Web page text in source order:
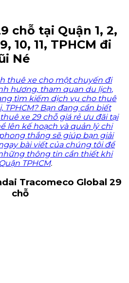
chỗ tại Quận 1, 2,
10, 11, TPHCM đi
Né
thuê xe cho mộtchuyến đi
hương, tham quan du lịch,
tìm kiếm dịch vụ cho thuê
TPHCM?Bạn đang cần biết
xe 29 chỗ giá rẻ ưu đãitại
lên kếhoạch và quản lý chi
thắng sẽ giúp bạn giải
bài viết của chúngtôi để
thông tin cần thiết khi
TPHCM.
Tracomeco Global 29
chỗ